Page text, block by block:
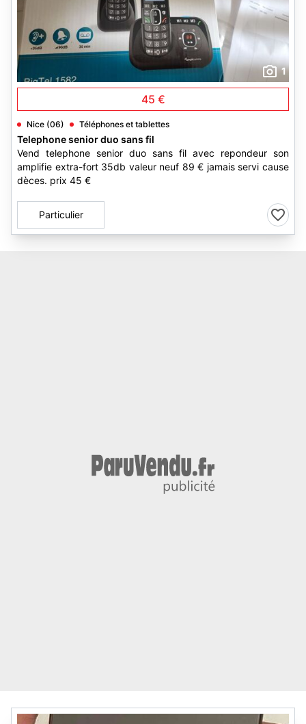
1
45 €
Nice (06) Téléphones et tablettes
Telephone senior duo sans fil
Vend telephone senior duo sans fil avec repondeur son
amplifie extra-fort 35db valeur neuf 89 € jamais servi cause
dèces. prix 45 €
Particulier